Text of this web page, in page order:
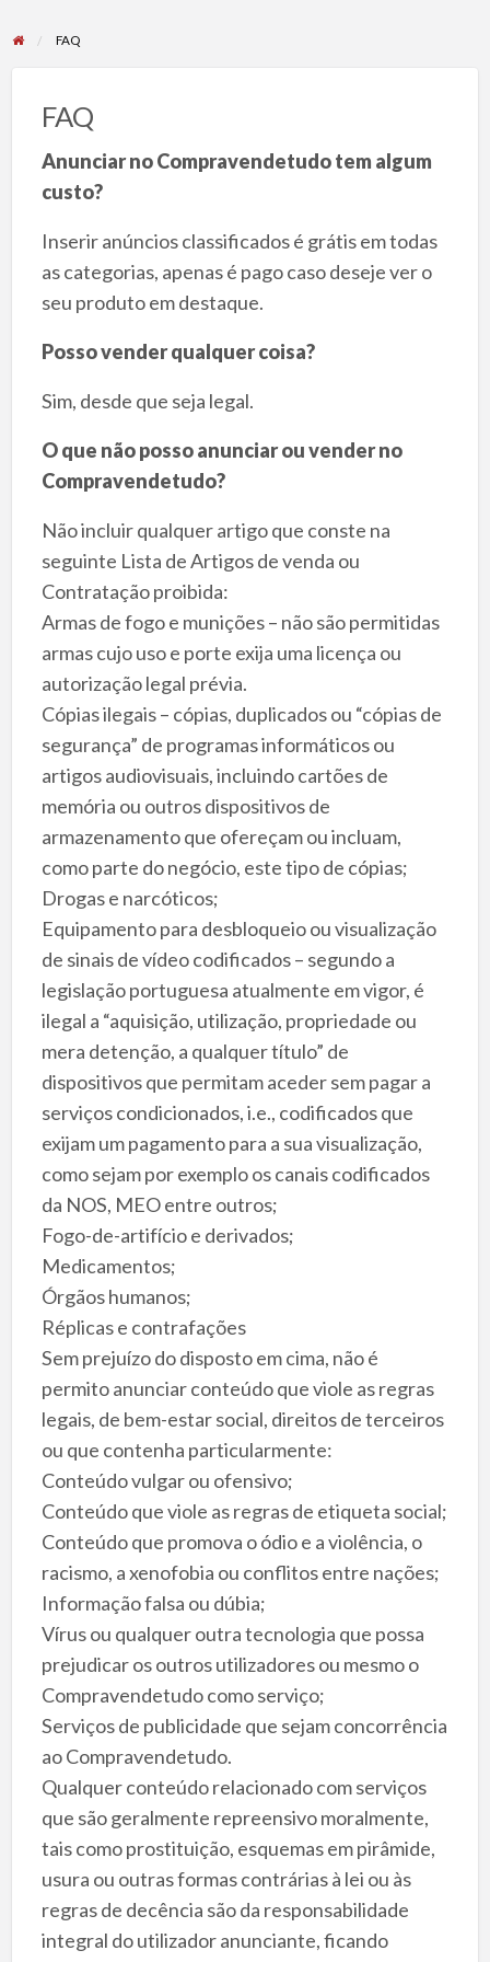
FAQ
FAQ
Anunciar no Compravendetudo tem algum
custo?
Inserir anúncios classificados é grátis em todas
as categorias, apenas é pago caso deseje ver o
seu produto em destaque.
Posso vender qualquer coisa?
Sim, desde que seja legal.
O que não posso anunciar ou vender no
Compravendetudo?
Não incluir qualquer artigo que conste na
seguinte Lista de Artigos de venda ou
Contratação proibida:
Armas de fogo e munições – não são permitidas
armas cujo uso e porte exija uma licença ou
autorização legal prévia.
Cópias ilegais – cópias, duplicados ou “cópias de
segurança” de programas informáticos ou
artigos audiovisuais, incluindo cartões de
memória ou outros dispositivos de
armazenamento que ofereçam ou incluam,
como parte do negócio, este tipo de cópias;
Drogas e narcóticos;
Equipamento para desbloqueio ou visualização
de sinais de vídeo codificados – segundo a
legislação portuguesa atualmente em vigor, é
ilegal a “aquisição, utilização, propriedade ou
mera detenção, a qualquer título” de
dispositivos que permitam aceder sem pagar a
serviços condicionados, i.e., codificados que
exijam um pagamento para a sua visualização,
como sejam por exemplo os canais codificados
da NOS, MEO entre outros;
Fogo-de-artifício e derivados;
Medicamentos;
Órgãos humanos;
Réplicas e contrafações
Sem prejuízo do disposto em cima, não é
permito anunciar conteúdo que viole as regras
legais, de bem-estar social, direitos de terceiros
ou que contenha particularmente:
Conteúdo vulgar ou ofensivo;
Conteúdo que viole as regras de etiqueta social;
Conteúdo que promova o ódio e a violência, o
racismo, a xenofobia ou conflitos entre nações;
Informação falsa ou dúbia;
Vírus ou qualquer outra tecnologia que possa
prejudicar os outros utilizadores ou mesmo o
Compravendetudo como serviço;
Serviços de publicidade que sejam concorrência
ao Compravendetudo.
Qualquer conteúdo relacionado com serviços
que são geralmente repreensivo moralmente,
tais como prostituição, esquemas em pirâmide,
usura ou outras formas contrárias à lei ou às
regras de decência são da responsabilidade
integral do utilizador anunciante, ficando